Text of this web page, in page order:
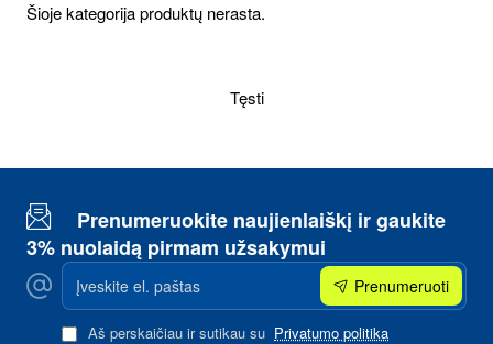
Šioje kategorija produktų nerasta.
Tęsti
Prenumeruokite naujienlaiškį ir gaukite
3% nuolaidą pirmam užsakymui
Įveskite
el.
paštas
Prenumeruoti
Aš perskaičiau ir sutikau su Privatumo politika